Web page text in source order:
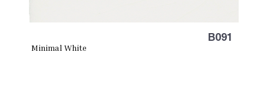
B091
Minimal White